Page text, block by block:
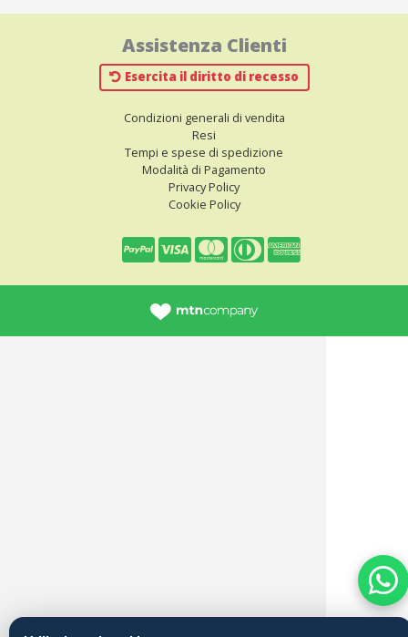
Assistenza Clienti
Esercita il diritto di recesso
Condizioni generali di vendita
Resi
Tempi e spese di spedizione
Modalità di Pagamento
Privacy Policy
Cookie Policy